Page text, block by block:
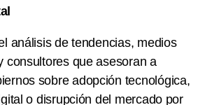
análisis de tendencias, medios
consultores que asesoran a
sobre adopción tecnológica,
o disrupción del mercado por